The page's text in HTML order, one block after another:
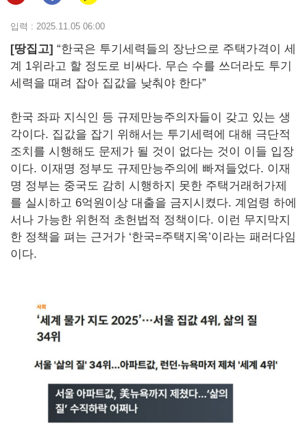
입력 : 2025.11.05 06:00
[땅집고] “한국은 투기세력들의 장난으로 주택가격이 세
계 1위라고 할 정도로 비싸다. 무슨 수를 쓰더라도 투기
세력을 때려 잡아 집값을 낮춰야 한다”
한국 좌파 지식인 등 규제만능주의자들이 갖고 있는 생
각이다. 집값을 잡기 위해서는 투기세력에 대해 극단적
조치를 시행해도 문제가 될 것이 없다는 것이 이들 입장
이다. 이재명 정부도 규제만능주의에 빠져들었다. 이재
명 정부는 중국도 감히 시행하지 못한 주택거래허가제
를 실시하고 6억원이상 대출을 금지시켰다. 계엄령 하에
서나 가능한 위헌적 초헌법적 정책이다. 이런 무지막지
한 정책을 펴는 근거가 ‘한국=주택지옥’이라는 패러다임
이다.